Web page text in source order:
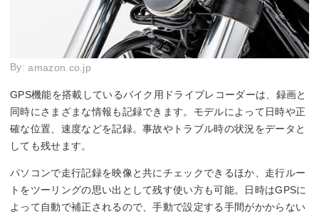
By:amazon.co.jp
GPS機能を搭載しているバイク用ドライブレコーダーは、録画と
同時にさまざまな情報も記録できます。モデルによって日時や正
確な位置、速度などを記録。事故やトラブル時の状況をデータと
しても残せます。
パソコンで走行記録を映像と共にチェックできるほか、走行ルー
トをツーリングの思い出として残す使い方も可能。日時はGPSに
よって自動で補正されるので、手動で設定する手間がかからない